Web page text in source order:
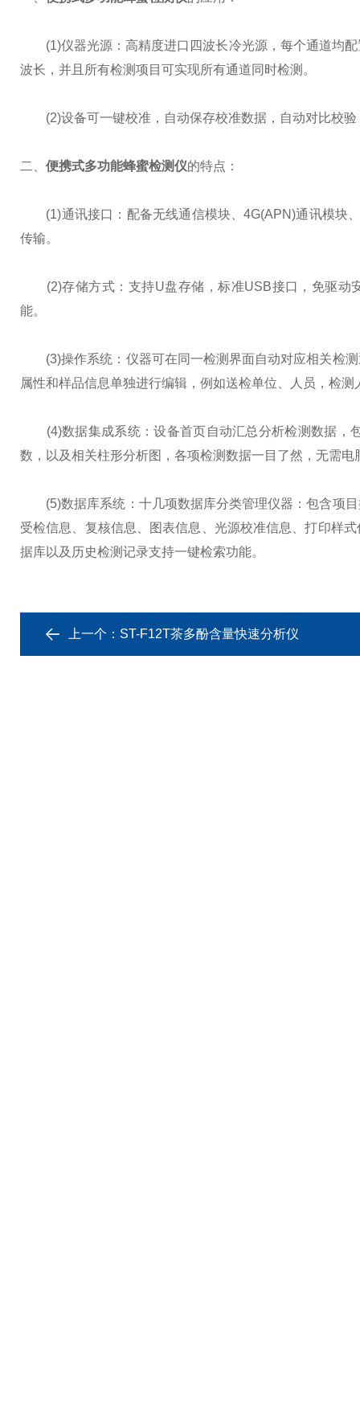
(1)仪器光源：高精度进口四波长冷光源，每个通道均配
波长，并且所有检测项目可实现所有通道同时检测。
(2)设备可一键校准，自动保存校准数据，自动对比校验
二、 便携式多功能蜂蜜检测仪的特点：
(1)通讯接口：配备无线通信模块、4G(APN)通讯模块
传输。
(2)存储方式：支持U盘存储，标准USB接口，免驱动
能。
(3)操作系统：仪器可在同一检测界面自动对应相关检测
属性和样品信息单独进行编辑，例如送检单位、人员，检
(4)数据集成系统：设备首页自动汇总分析检测数据，
数，以及相关柱形分析图，各项检测数据一目了然，无需电
(5)数据库系统：十几项数据库分类管理仪器：包含项目
受检信息、复核信息、图表信息、光源校准信息、打印样
据库以及历史检测记录支持一键检索功能。
上一个： ST-F12T茶多酚含量快速分析仪